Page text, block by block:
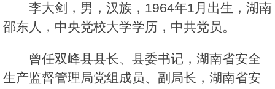
李大剑，男，汉族，1964年1月出生，湖南
邵东人，中央党校大学学历，中共党员。
曾任双峰县县长、县委书记，湖南省安全
生产监督管理局党组成员、副局长，湖南省安